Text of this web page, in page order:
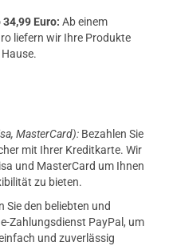
Euro: Ab einem
liefern wir Ihre Produkte
MasterCard): Bezahlen Sie
mit Ihrer Kreditkarte. Wir
und MasterCard um Ihnen
zu bieten.
Sie den beliebten und
Zahlungsdienst PayPal, um
und zuverlässig